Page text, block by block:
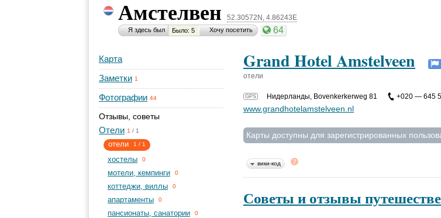
Амстелвен 52.30572N, 4.86243E
Я здесь был Было: 5 Хочу посетить 64
Карта
Заметки 1
Фотографии 44
Отзывы, советы
Отели 1 / 1
отели 1 / 1
хостелы 0
мотели, кемпинги 0
коттеджи, виллы 0
апартаменты 0
пансионаты, санатории 0
Grand Hotel Amstelveen
отели
GPS Нидерланды, Bovenkerkerweg 81 +020 — 645
www.grandhotelamstelveen.nl
Карты доступны для зарегистрированных
вики-код
Советы и отзывы